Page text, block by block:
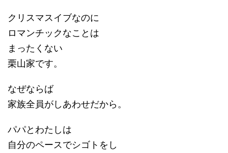
クリスマスイブなのに
ロマンチックなことは
まったくない
栗山家です。
なぜならば
家族全員がしあわせだから。
パパとわたしは
自分のペースでシゴトをし